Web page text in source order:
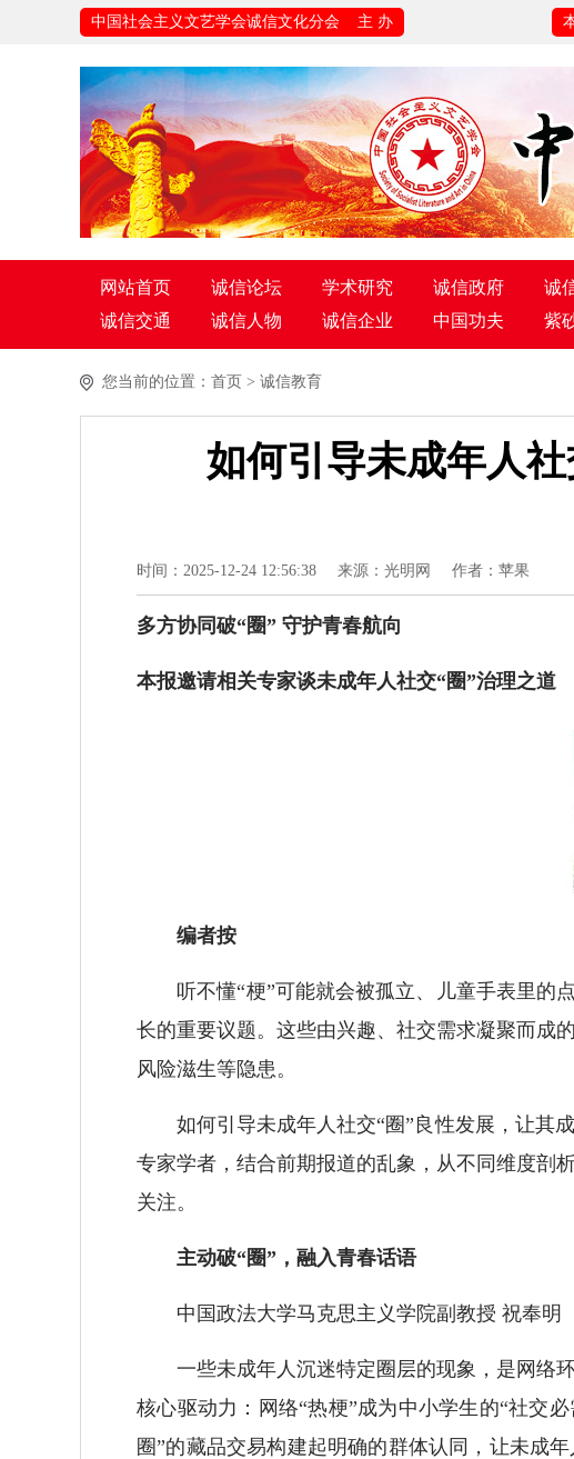
中国社会主义文艺学会诚信文化分会 主 办
网站首页 诚信论坛 学术研究 诚信政府 诚
诚信交通
诚信人物 诚信企业 中国功夫 紫
您当前的位置： 首页 > 诚信教育
如何引导未成年人
时间：2025-12-24 12:56:38 来源：光明网 作者：苹果
多方协同破“圈” 守护青春航向
本报邀请相关专家谈未成年人社交“圈”治理之道
编者按
听不懂“梗”可能就会被孤立、儿童手表里的
长的重要议题。这些由兴趣、社交需求凝聚而成
风险滋生等隐患。
如何引导未成年人社交“圈”良性发展，让其成
专家学者，结合前期报道的乱象，从不同维度剖
关注。
主动破“圈”，融入青春话语
中国政法大学马克思主义学院副教授 祝奉明
一些未成年人沉迷特定圈层的现象，是网络环
核心驱动力：网络“热梗”成为中小学生的“社交
圈”的藏品交易构建起明确的群体认同，让未成